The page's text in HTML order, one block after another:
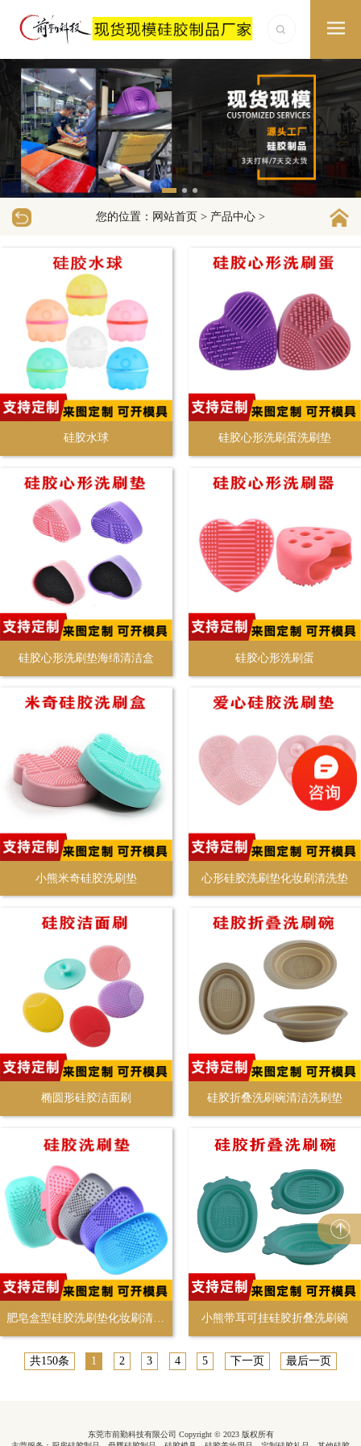
您的位置： 网站首页 > 产品中心 >
硅胶水球 硅胶心形洗刷蛋洗刷垫
硅胶心形洗刷垫海绵清洁盒 硅胶心形洗刷蛋
小熊米奇硅胶洗刷垫 心形硅胶洗刷垫化妆刷清洗垫
椭圆形硅胶洁面刷 硅胶折叠洗刷碗清洁洗刷垫
小熊带耳可挂硅胶折叠洗刷碗
共150条 1 2 3 4 5 下一页 最后一页
东莞市前勤科技有限公司 Copyright © 2023 版权所有